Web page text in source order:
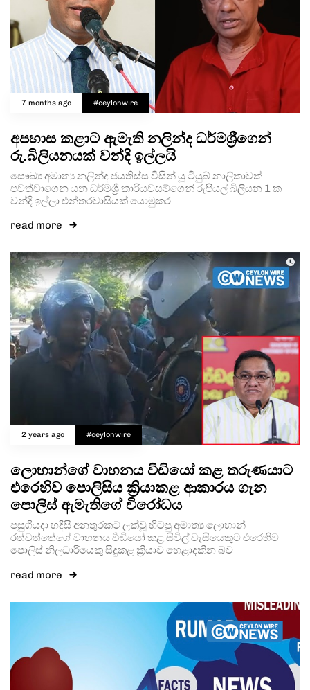
7 months ago #ceylonwire
අපහාස කළාට ඇමැති නලින්ද ධර්මශ්‍රීගෙන්
රු.බිලියනයක් වන්දි ඉල්ලයි
සෞඛ්‍ය අමාත්‍ය නලින්ද ජයතිස්ස විසින් යූ ටියුබ් නාලිකාවක්
පවත්වාගෙන යන ධර්මශ්‍රී කාරියවසම්ගෙන් රුපියල් බිලියන 1 ක
වන්දි ඉල්ලා එන්තරවාසියක් යොමුකර
read more
2 years ago #ceylonwire
ලොහාන්ගේ වාහනය වීඩියෝ කළ තරුණයාට
එරෙහිව පොලිසිය ක්‍රියාකළ ආකාරය ගැන
පොලිස් ඇමැතිගේ විරෝධය
පසුගියදා හදිසි අනතුරකට ලක්වූ හිටපු අමාත්‍ය ලොහාන්
රත්වත්තේගේ වාහනය වීඩියෝ කළ සිවිල් වැසියෙකුට එරෙහිව
පොලිස් නිලධාරියෙකු සිදුකළ ක්‍රියාව හෙළාදකින බව
read more